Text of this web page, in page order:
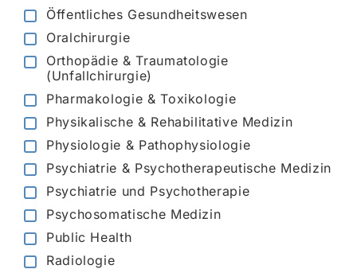
Öffentliches Gesundheitswesen
Oralchirurgie
Orthopädie & Traumatologie
(Unfallchirurgie)
Pharmakologie & Toxikologie
Physikalische & Rehabilitative Medizin
Physiologie & Pathophysiologie
Psychiatrie & Psychotherapeutische Medizin
Psychiatrie und Psychotherapie
Psychosomatische Medizin
Public Health
Radiologie